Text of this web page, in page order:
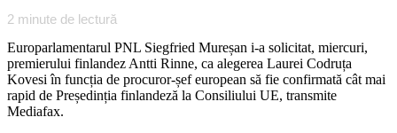
2 minute de lectură
Europarlamentarul PNL Siegfried Mureșan i-a solicitat, miercuri,
premierului finlandez Antti Rinne, ca alegerea Laurei Codruța
Kovesi în funcția de procuror-șef european să fie confirmată cât mai
rapid de Președinția finlandeză la Consiliului UE, transmite
Mediafax.